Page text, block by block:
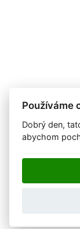
Používáme
Dobrý den,
abychom